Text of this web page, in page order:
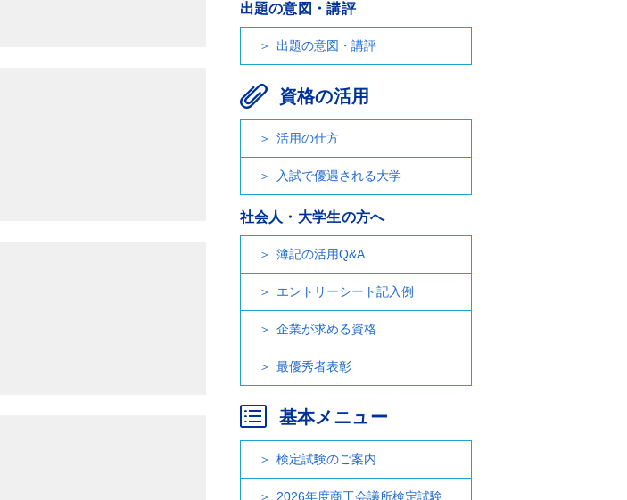
出題の意図・講評
出題の意図・講評
資格の活用
活用の仕方
入試で優遇される大学
社会人・大学生の方へ
簿記の活用Q&A
エントリーシート記入例
企業が求める資格
最優秀者表彰
基本メニュー
検定試験のご案内
2026年度商工会議所検定試験